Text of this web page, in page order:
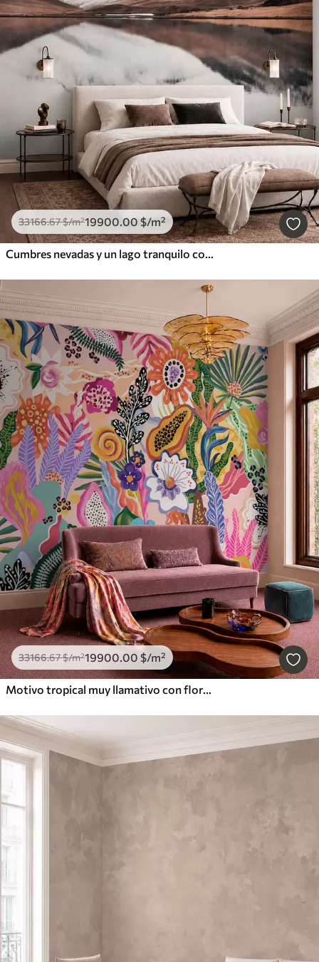
33166.67$/m²19900.00 $/m²
Cumbres nevadas y un lago tranquilo con un reflejo como un espejo
33166.67$/m²19900.00 $/m²
Motivo tropical muy llamativo con flores, hojas y frutas de colores vivos